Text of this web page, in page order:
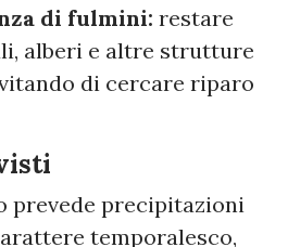
di fulmini: restare
alberi e altre strutture
di cercare riparo
prevede precipitazioni
temporalesco,